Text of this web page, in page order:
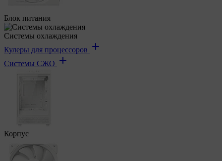
Блок питания
Системы охлаждения
Кулеры для процессоров
Системы СЖО
Корпус